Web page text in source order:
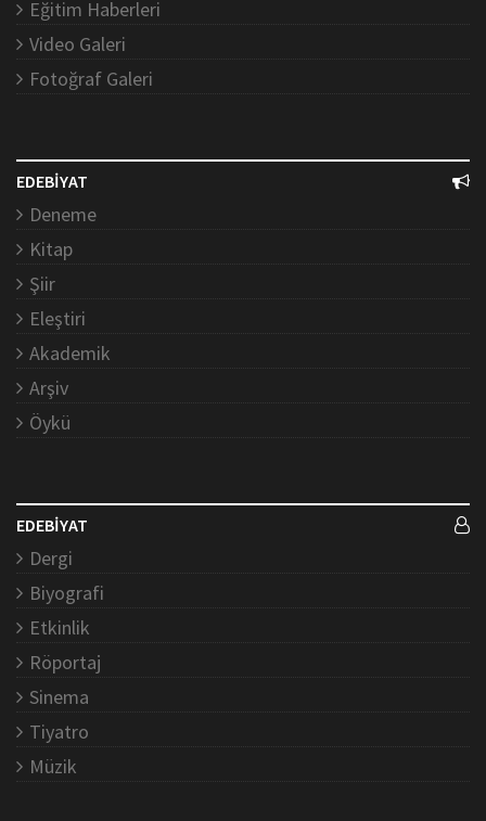
Eğitim Haberleri
Video Galeri
Fotoğraf Galeri
EDEBİYAT
Deneme
Kitap
Şiir
Eleştiri
Akademik
Arşiv
Öykü
EDEBİYAT
Dergi
Biyografi
Etkinlik
Röportaj
Sinema
Tiyatro
Müzik